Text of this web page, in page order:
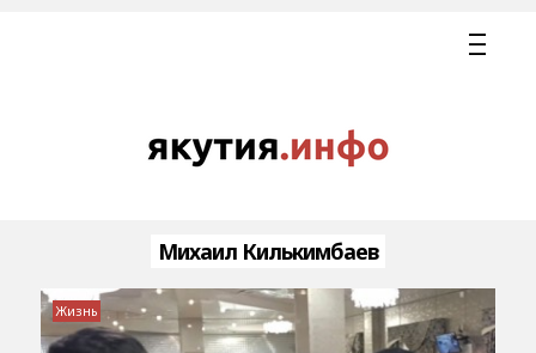
Михаил Килькимбаев
Жизнь